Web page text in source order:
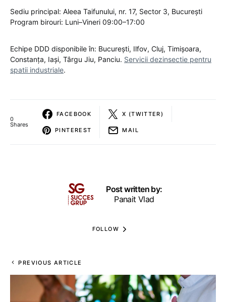
Sediu principal: Aleea Taifunului, nr. 17, Sector 3, București
Program birouri: Luni–Vineri 09:00–17:00
Echipe DDD disponibile în: București, Ilfov, Cluj, Timișoara,
Constanța, Iași, Târgu Jiu, Panciu. Servicii dezinsectie pentru
spatii industriale.
0
Shares
FACEBOOK X (TWITTER)
PINTEREST MAIL
Post written by:
Panait Vlad
FOLLOW
PREVIOUS ARTICLE